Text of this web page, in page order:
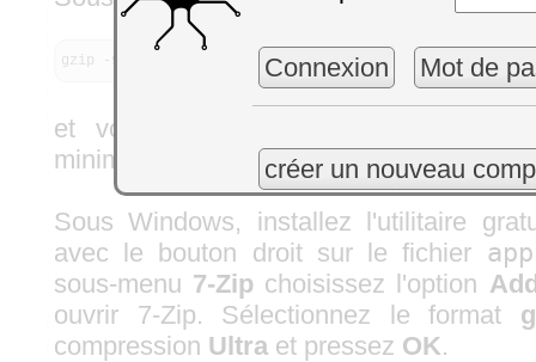
Connexion Mot de
créer un nouveau
gzip - 9
et vous aurez un fichier
minimale.
Sous Windows, installez l'utilitaire
avec le bouton droit sur le fichier
sous-menu 7-Zip choisissez l'option
ouvrir 7-Zip. Sélectionnez le format
compression Ultra et pressez OK.